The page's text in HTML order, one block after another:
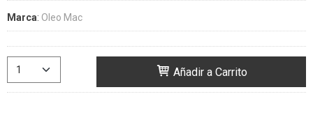
Marca: Oleo Mac
Añadir a Carrito